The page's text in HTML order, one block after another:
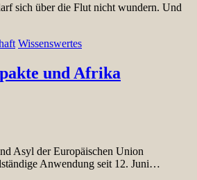
sich über die Flut nicht wundern. Und
Wissenswertes
und Afrika
Asyl der Europäischen Union
Anwendung seit 12. Juni…